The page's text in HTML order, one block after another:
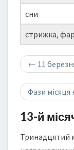
сни
стрижка,
← 11
Фази місяця
13-й
Тринадцятий